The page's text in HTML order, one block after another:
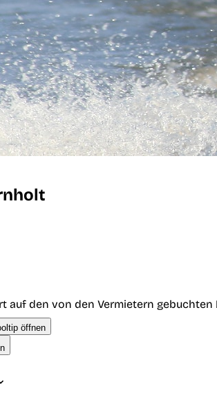
öffnen
auf den von den Vermietern